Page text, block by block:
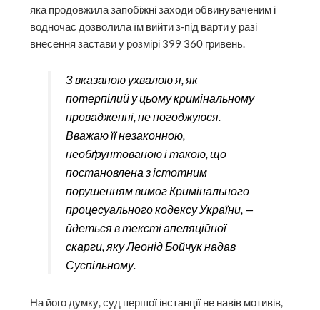
яка продовжила запобіжні заходи обвинуваченим і
водночас дозволила їм вийти з-під варти у разі
внесення застави у розмірі 399 360 гривень.
З вказаною ухвалою я, як
потерпілий у цьому кримінальному
провадженні, не погоджуюся.
Вважаю її незаконною,
необґрунтованою і такою, що
постановлена з істотним
порушенням вимог Кримінального
процесуального кодексу України, —
йдеться в тексті апеляційної
скарги, яку Леонід Бойчук надав
Суспільному.
На його думку, суд першої інстанції не навів мотивів,